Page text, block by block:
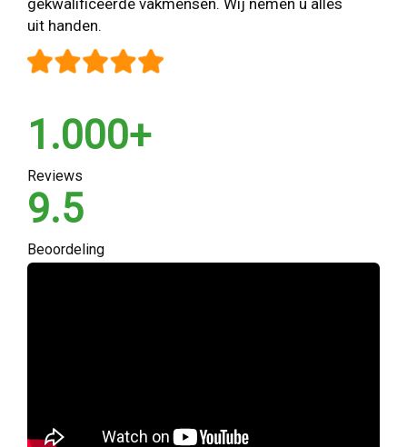
gekwalificeerde vakmensen. Wij nemen u alles
uit handen.
1.000+
Reviews
9.5
Beoordeling